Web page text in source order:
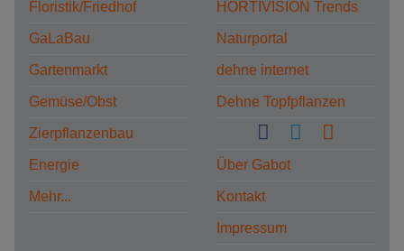
Floristik/Friedhof
GaLaBau
Gartenmarkt
Gemüse/Obst
Zierpflanzenbau
Energie
Mehr...
HORTIVISION Trends
Naturportal
dehne internet
Dehne Topfpflanzen
Über Gabot
Kontakt
Impressum